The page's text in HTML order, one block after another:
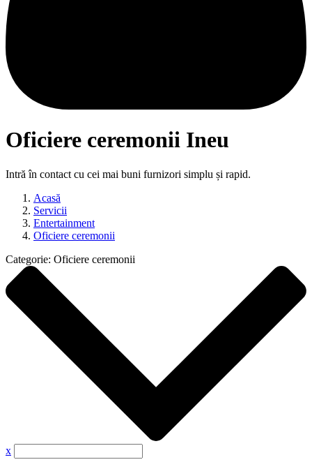
Oficiere ceremonii Ineu
Intră în contact cu cei mai buni furnizori simplu și rapid.
Acasă
Servicii
Entertainment
Oficiere ceremonii
Categorie: Oficiere ceremonii
x